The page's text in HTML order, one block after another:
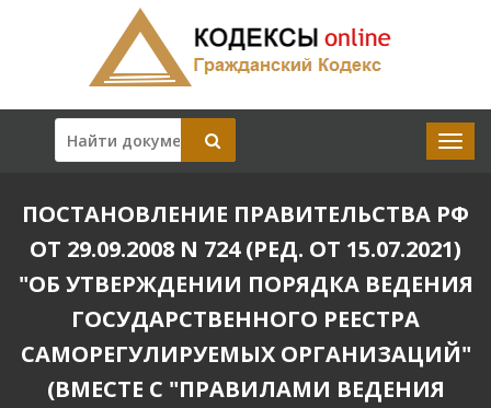
ПОСТАНОВЛЕНИЕ ПРАВИТЕЛЬСТВА РФ
ОТ 29.09.2008 N 724 (РЕД. ОТ 15.07.2021)
"ОБ УТВЕРЖДЕНИИ ПОРЯДКА ВЕДЕНИЯ
ГОСУДАРСТВЕННОГО РЕЕСТРА
САМОРЕГУЛИРУЕМЫХ ОРГАНИЗАЦИЙ"
(ВМЕСТЕ С "ПРАВИЛАМИ ВЕДЕНИЯ